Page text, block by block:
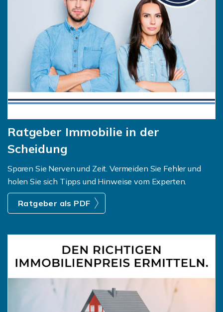
Ratgeber Immobilie in der
Scheidung
Sparen Sie Nerven und Zeit. Vermeiden Sie Fehler und
holen Sie sich Tipps und Hinweise vom Experten.
Ratgeber als PDF